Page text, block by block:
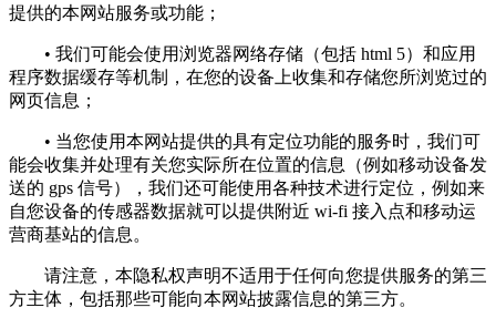
提供的本网站服务或功能；
• 我们可能会使用浏览器网络存储（包括 html 5）和应用
程序数据缓存等机制，在您的设备上收集和存储您所浏览过的
网页信息；
• 当您使用本网站提供的具有定位功能的服务时，我们可
能会收集并处理有关您实际所在位置的信息（例如移动设备发
送的 gps 信号），我们还可能使用各种技术进行定位，例如来
自您设备的传感器数据就可以提供附近 wi-fi 接入点和移动运
营商基站的信息。
请注意，本隐私权声明不适用于任何向您提供服务的第三
方主体，包括那些可能向本网站披露信息的第三方。